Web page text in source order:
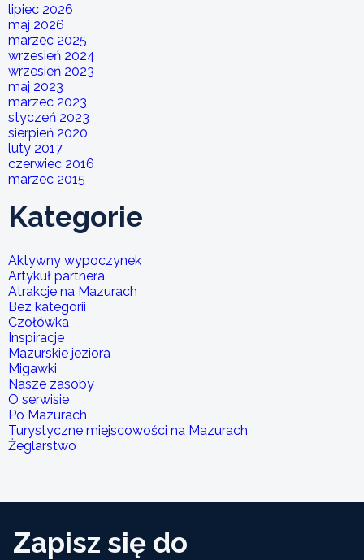
lipiec 2026
maj 2026
marzec 2025
wrzesień 2024
wrzesień 2023
maj 2023
marzec 2023
styczeń 2023
sierpień 2020
luty 2017
czerwiec 2016
marzec 2015
Kategorie
Aktywny wypoczynek
Artykuł partnera
Atrakcje na Mazurach
Bez kategorii
Czołówka
Inspiracje
Mazurskie jeziora
Migawki
Nasze zasoby
O serwisie
Po Mazurach
Turystyczne miejscowości na Mazurach
Żeglarstwo
Zapisz się do